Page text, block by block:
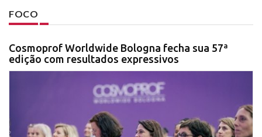
FOCO
Cosmoprof Worldwide Bologna fecha sua 57ª
edição com resultados expressivos